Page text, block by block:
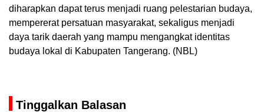
diharapkan dapat terus menjadi ruang pelestarian budaya,
mempererat persatuan masyarakat, sekaligus menjadi
daya tarik daerah yang mampu mengangkat identitas
budaya lokal di Kabupaten Tangerang. (NBL)
Tinggalkan Balasan